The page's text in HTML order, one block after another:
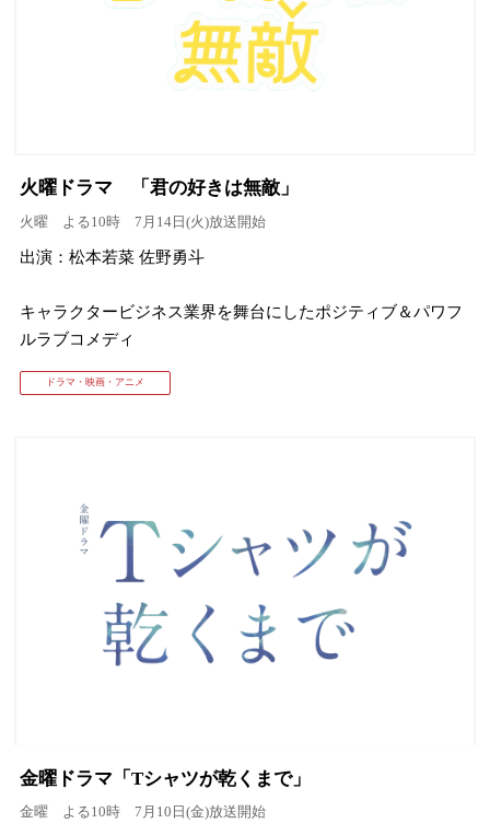
火曜ドラマ 「君の好きは無敵」
火曜 よる10時 7月14日(火)放送開始
出演：松本若菜 佐野勇斗
キャラクタービジネス業界を舞台にしたポジティブ＆パワフ
ルラブコメディ
ドラマ・映画・アニメ
金曜ドラマ「Tシャツが乾くまで」
金曜 よる10時 7月10日(金)放送開始